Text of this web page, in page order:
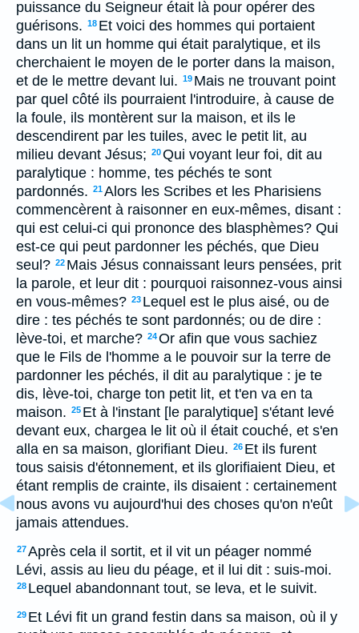
puissance du Seigneur était là pour opérer des
guérisons. 18 Et voici des hommes qui portaient
dans un lit un homme qui était paralytique, et ils
cherchaient le moyen de le porter dans la maison,
et de le mettre devant lui. 19 Mais ne trouvant point
par quel côté ils pourraient l'introduire, à cause de
la foule, ils montèrent sur la maison, et ils le
descendirent par les tuiles, avec le petit lit, au
milieu devant Jésus; 20Qui voyant leur foi, dit au
paralytique : homme, tes péchés te sont
pardonnés. 21Alors les Scribes et les Pharisiens
commencèrent à raisonner en eux-mêmes, disant :
qui est celui-ci qui prononce des blasphèmes? Qui
est-ce qui peut pardonner les péchés, que Dieu
seul? 22 Mais Jésus connaissant leurs pensées, prit
la parole, et leur dit : pourquoi raisonnez-vous ainsi
en vous-mêmes? 23 Lequel est le plus aisé, ou de
dire : tes péchés te sont pardonnés; ou de dire :
lève-toi, et marche? 24Or afin que vous sachiez
que le Fils de l'homme a le pouvoir sur la terre de
pardonner les péchés, il dit au paralytique : je te
dis, lève-toi, charge ton petit lit, et t'en va en ta
maison. 25 Et à l'instant [le paralytique] s'étant levé
devant eux, chargea le lit où il était couché, et s'en
alla en sa maison, glorifiant Dieu. 26 Et ils furent
tous saisis d'étonnement, et ils glorifiaient Dieu, et
étant remplis de crainte, ils disaient : certainement
nous avons vu aujourd'hui des choses qu'on n'eût
jamais attendues.
27Après cela il sortit, et il vit un péager nommé
Lévi, assis au lieu du péage, et il lui dit : suis-moi.
28 Lequel abandonnant tout, se leva, et le suivit.
29 Et Lévi fit un grand festin dans sa maison, où il y